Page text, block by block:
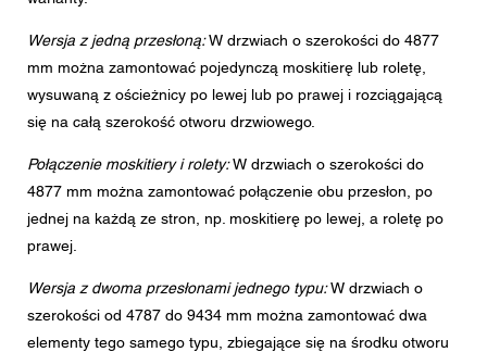
Wersja z jedną przesłoną:W drzwiach o szerokości do 4877
mm można zamontować pojedynczą moskitierę lub roletę,
wysuwaną z ościeżnicy po lewej lub po prawej i rozciągającą
się na całą szerokość otworu drzwiowego.
Połączenie moskitiery i rolety:W drzwiach o szerokości do
4877 mm można zamontować połączenie obu przesłon, po
jednej na każdą ze stron, np. moskitierę po lewej, a roletę po
prawej.
Wersja z dwoma przesłonami jednego typu:W drzwiach o
szerokości od 4787 do 9434 mm można zamontować dwa
elementy tego samego typu, zbiegające się na środku otworu